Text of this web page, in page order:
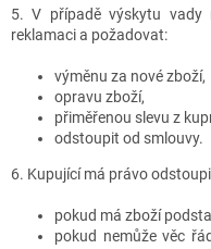
5. V případě výskytu vady
reklamaci a požadovat:
výměnu za nové zboží,
opravu zboží,
přiměřenou slevu z
odstoupit od smlouvy.
6. Kupující má právo
pokud má zboží
pokud nemůže věc